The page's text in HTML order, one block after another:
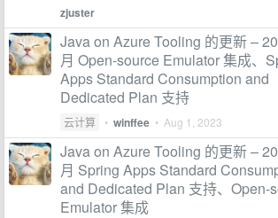
zjuster
Java on Azure Tooling 的更新 –
月 Open-source Emulator 集成、
Apps Standard Consumption and
Dedicated Plan 支持
云计算 • winffee • Aug 1, 2023
Java on Azure Tooling 的更新 –
月 Spring Apps Standard
and Dedicated Plan 支持、Open-
Emulator 集成